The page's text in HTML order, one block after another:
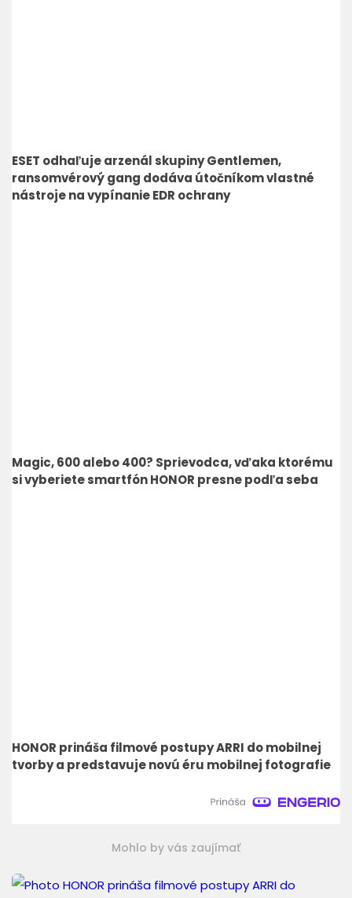
ESET odhaľuje arzenál skupiny Gentlemen,
ransomvérový gang dodáva útočníkom vlastné
nástroje na vypínanie EDR ochrany
Magic, 600 alebo 400? Sprievodca, vďaka ktorému
si vyberiete smartfón HONOR presne podľa seba
HONOR prináša filmové postupy ARRI do mobilnej
tvorby a predstavuje novú éru mobilnej fotografie
Mohlo by vás zaujímať